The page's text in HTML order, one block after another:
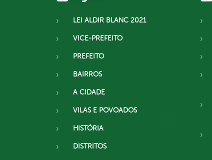
LEI ALDIR BLANC 2021
VICE-PREFEITO
PREFEITO
BAIRROS
A CIDADE
VILAS E POVOADOS
HISTÓRIA
DISTRITOS